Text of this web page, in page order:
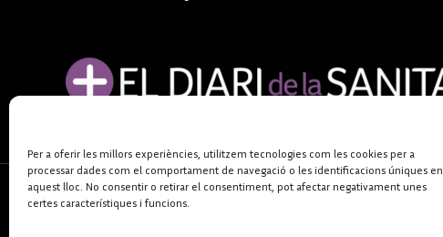
Per a oferir les millors experiències, utilitzem tecnologies com les cookies per a
processar dades com el comportament de navegació o les identificacions úniques en
aquest lloc. No consentir o retirar el consentiment, pot afectar negativament unes
certes característiques i funcions.